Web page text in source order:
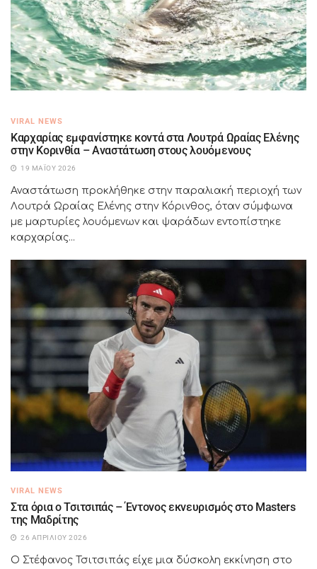
VIRAL NEWS
Καρχαρίας εμφανίστηκε κοντά στα Λουτρά Ωραίας Ελένης
στην Κορινθία – Αναστάτωση στους λουόμενους
19 ΜΑΪ́ΟΥ 2026
Αναστάτωση προκλήθηκε στην παραλιακή περιοχή των
Λουτρά Ωραίας Ελένης στην Κόρινθος, όταν σύμφωνα
με μαρτυρίες λουόμενων και ψαράδων εντοπίστηκε
καρχαρίας...
VIRAL NEWS
Στα όρια ο Τσιτσιπάς – Έντονος εκνευρισμός στο Masters
της Μαδρίτης
26 ΑΠΡΙΛΊΟΥ 2026
Ο Στέφανος Τσιτσιπάς είχε μια δύσκολη εκκίνηση στο